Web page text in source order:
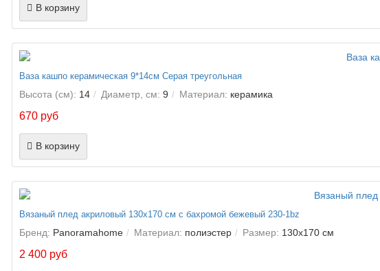
В корзину
Ваза кашпо керамическая 9*14см Серая треугольная
Высота (см): 14 Диаметр, см: 9 Материал: керамика
670 руб
В корзину
Вязаный плед акриловый 130х170 см с бахромой бежевый 230-1bz
Бренд: Panoramahome Материал: полиэстер Размер: 130х170 см
2 400 руб